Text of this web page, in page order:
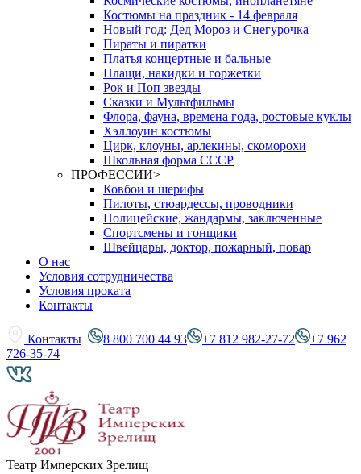
Костюмы на праздник - 14 февраля
Новый год: Дед Мороз и Снегурочка
Пираты и пиратки
Платья концертные и бальные
Плащи, накидки и горжетки
Рок и Поп звезды
Сказки и Мультфильмы
Флора, фауна, времена года, ростовые куклы
Хэллоуин костюмы
Цирк, клоуны, арлекины, скоморохи
Школьная форма СССР
ПРОФЕССИИ>
Ковбои и шерифы
Пилоты, стюардессы, проводники
Полицейские, жандармы, заключенные
Спортсмены и гонщики
Швейцары, доктор, пожарный, повар
О нас
Условия сотрудничества
Условия проката
Контакты
Контакты 8 800 700 44 93 +7 812 982-27-72
+7 962
726-35-74
Театр Имперских Зрелищ